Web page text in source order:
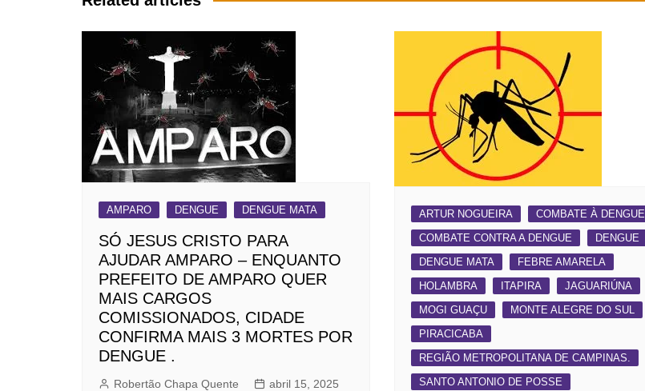
AMPARO DENGUE DENGUE MATA
SÓ JESUS CRISTO PARA
AJUDAR AMPARO – ENQUANTO
PREFEITO DE AMPARO QUER
MAIS CARGOS
COMISSIONADOS, CIDADE
CONFIRMA MAIS 3 MORTES POR
DENGUE .
Robertão Chapa Quente
abril 15, 2025
ARTUR NOGUEIRA
COMBATE À DENGUE
COMBATE CONTRA A DENGUE
DENGUE
DENGUE MATA
FEBRE AMARELA
HOLAMBRA
ITAPIRA
JAGUARIÚNA
MOGI GUAÇU
MONTE ALEGRE DO SUL
PIRACICABA
REGIÃO METROPOLITANA DE CAMPINAS.
SANTO ANTONIO DE POSSE